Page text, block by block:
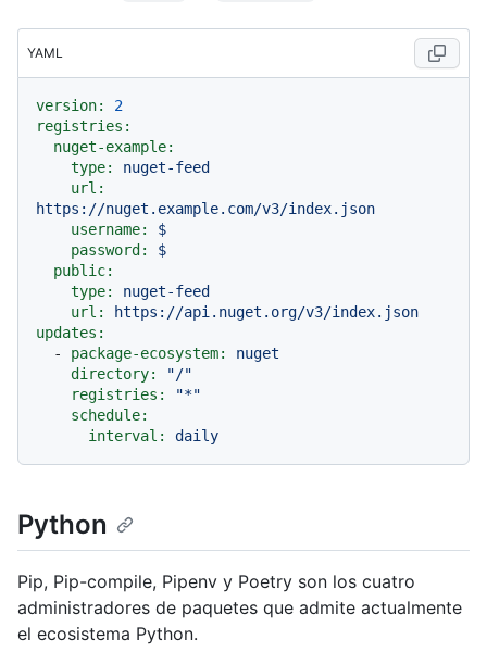
YAML
version:
2
registries:
nuget-example:
type:
nuget-feed
url:
https://nuget.example.com/v3/index.json
username:
$
password:
$
public:
type:
nuget-feed
url:
https://api.nuget.org/v3/index.json
updates:
-
package-ecosystem:
nuget
directory:
"/"
registries:
"*"
schedule:
interval:
daily
Python
Pip, Pip-compile, Pipenv y Poetry son los cuatro
administradores de paquetes que admite actualmente
el ecosistema Python.